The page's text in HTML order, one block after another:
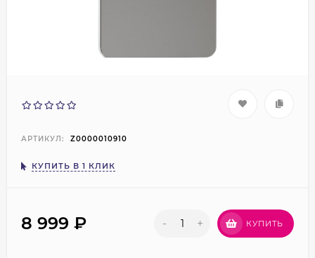
АРТИКУЛ: Z0000010910
КУПИТЬ В 1 КЛИК
8 999 ₽ - + КУПИТЬ